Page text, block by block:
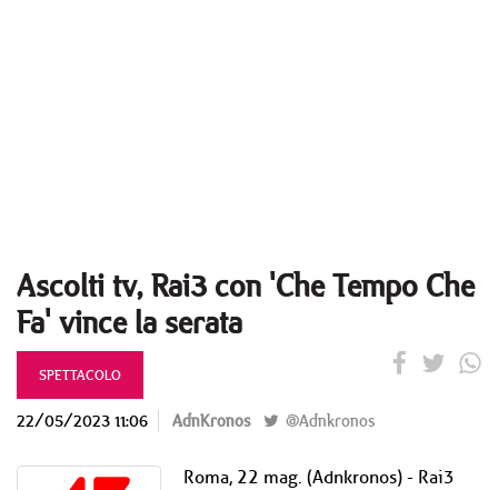
Ascolti tv, Rai3 con 'Che Tempo Che
Fa' vince la serata
SPETTACOLO
22/05/2023 11:06 AdnKronos @Adnkronos
Roma, 22 mag. (Adnkronos) - Rai3